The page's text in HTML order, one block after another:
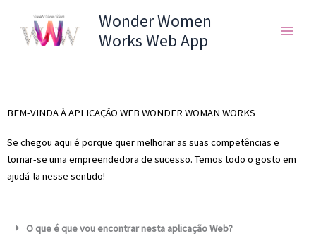
content
Wonder Women
Works Web App
BEM-VINDA À APLICAÇÃO WEB WONDER WOMAN WORKS
Se chegou aqui é porque quer melhorar as suas competências e
tornar-se uma empreendedora de sucesso. Temos todo o gosto em
ajudá-la nesse sentido!
O que é que vou encontrar nesta aplicação Web?